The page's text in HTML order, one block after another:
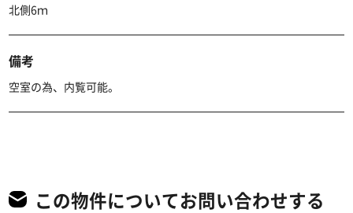
北側6ｍ
備考
空室の為、内覧可能。
この物件についてお問い合わせする